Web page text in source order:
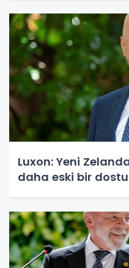
Luxon: Yeni
daha eski bir